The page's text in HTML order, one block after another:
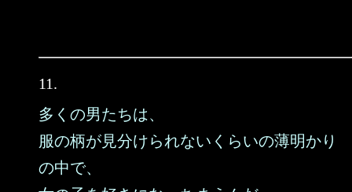
11.
多くの男たちは、
服の柄が見分けられないくらいの薄明かり
の中で、